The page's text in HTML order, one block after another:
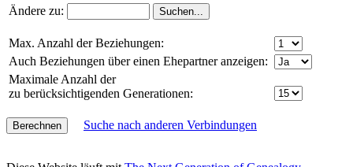
Ändere zu:
Max. Anzahl der Beziehungen:
Auch Beziehungen über einen Ehepartner anzeigen:
Maximale Anzahl der
zu berücksichtigenden Generationen:
Suche nach anderen Verbindungen